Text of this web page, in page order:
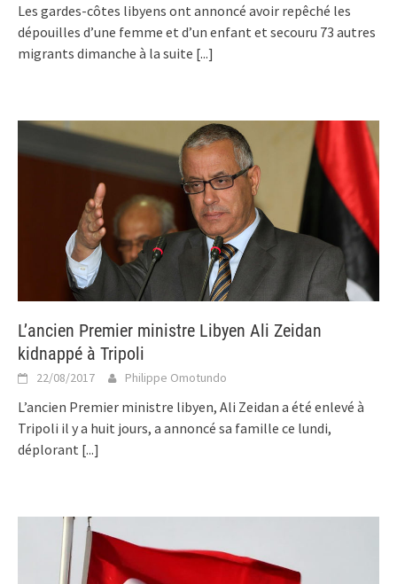
Les gardes-côtes libyens ont annoncé avoir repêché les
dépouilles d’une femme et d’un enfant et secouru 73 autres
migrants dimanche à la suite [...]
L’ancien Premier ministre Libyen Ali Zeidan
kidnappé à Tripoli
22/08/2017 Philippe Omotundo
L’ancien Premier ministre libyen, Ali Zeidan a été enlevé à
Tripoli il y a huit jours, a annoncé sa famille ce lundi,
déplorant [...]